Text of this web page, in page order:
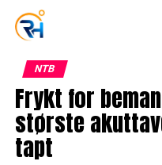
NTB
Frykt for
største
tapt